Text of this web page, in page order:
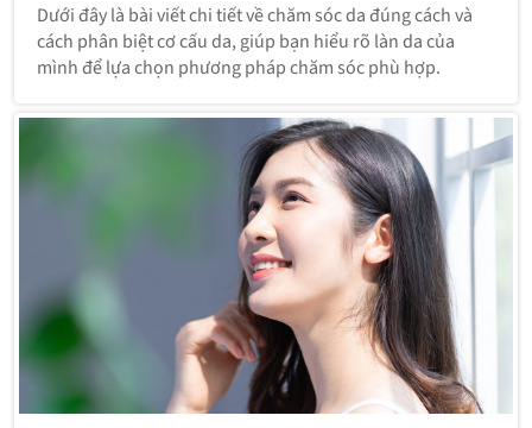
Dưới đây là bài viết chi tiết về chăm sóc da đúng cách và
cách phân biệt cơ cấu da, giúp bạn hiểu rõ làn da của
mình để lựa chọn phương pháp chăm sóc phù hợp.